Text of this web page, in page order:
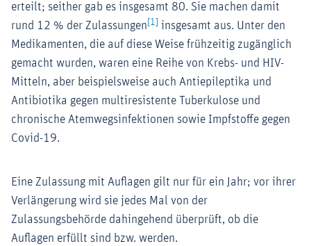
erteilt; seither gab es insgesamt 80. Sie machen damit
rund 12 % der Zulassungen [1] insgesamt aus. Unter den
Medikamenten, die auf diese Weise frühzeitig zugänglich
gemacht wurden, waren eine Reihe von Krebs- und HIV-
Mitteln, aber beispielsweise auch Antiepileptika und
Antibiotika gegen multiresistente Tuberkulose und
chronische Atemwegsinfektionen sowie Impfstoffe gegen
Covid-19.
Eine Zulassung mit Auflagen gilt nur für ein Jahr; vor ihrer
Verlängerung wird sie jedes Mal von der
Zulassungsbehörde dahingehend überprüft, ob die
Auflagen erfüllt sind bzw. werden.